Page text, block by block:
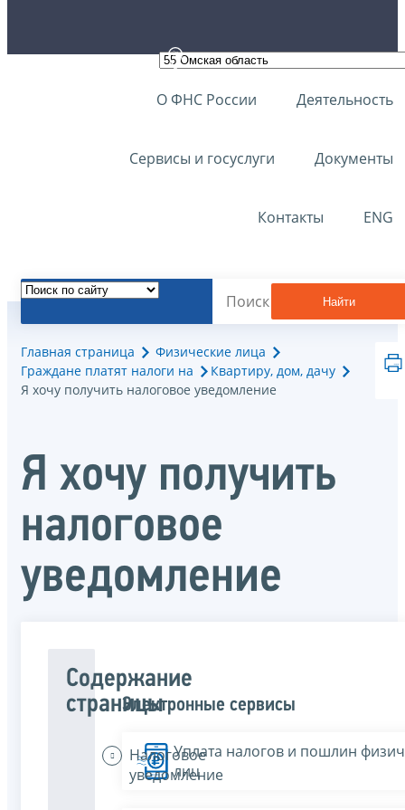
О ФНС России Деятельность
Сервисы и госуслуги Документы
Контакты ENG
Найти
Главная страница
Физические лица
Граждане платят налоги на
Квартиру, дом, дачу
Я хочу получить налоговое уведомление
Я хочу получить
налоговое
уведомление
Содержание
страницы
Налоговое
уведомление
Электронные сервисы
Уплата налогов и пошлин
лиц